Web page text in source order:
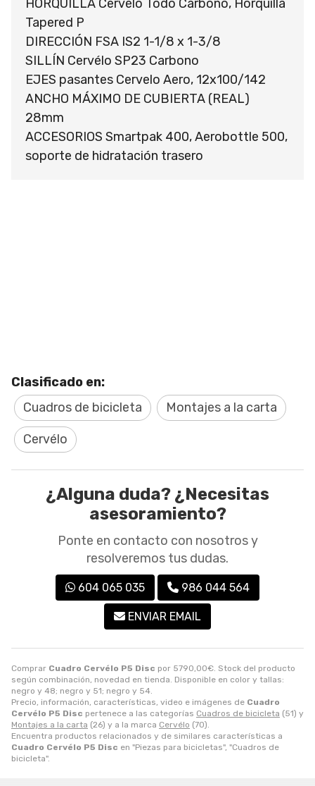
Comprar Cuadro Cervélo P5 Disc por 5790,00€. Stock del producto
según combinación, novedad en tienda. Disponible en color y tallas:
negro y 48; negro y 51; negro y 54.
Precio, información, características, video e imágenes de Cuadro
Cervélo P5 Disc pertenece a las categorías Cuadros de bicicleta (51) y
Montajes a la carta (26) y a la marca Cervélo (70).
Encuentra productos relacionados y de similares características a
Cuadro Cervélo P5 Disc en "Piezas para bicicletas", "Cuadros de
bicicleta".
HORQUILLA Cervélo Todo Carbono, Horquilla
Tapered P
DIRECCIÓN FSA IS2 1-1/8 x 1-3/8
SILLÍN Cervélo SP23 Carbono
EJES pasantes Cervelo Aero, 12x100/142
ANCHO MÁXIMO DE CUBIERTA (REAL)
28mm
ACCESORIOS Smartpak 400, Aerobottle 500,
soporte de hidratación trasero
Clasificado en:
Cuadros de bicicleta
Montajes a la carta
Cervélo
¿Alguna duda? ¿Necesitas
asesoramiento?
Ponte en contacto con nosotros y
resolveremos tus dudas.
604 065 035 986 044 564
ENVIAR EMAIL